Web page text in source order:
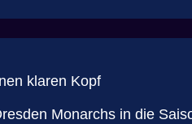
klaren Kopf
Monarchs in die